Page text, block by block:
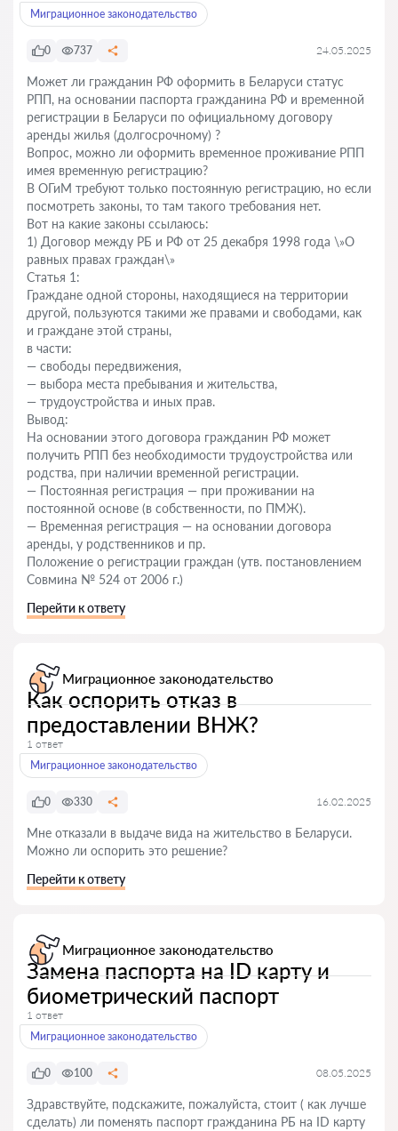
Миграционное законодательство
0 737 24.05.2025
Может ли гражданин РФ оформить в Беларуси статус
РПП, на основании паспорта гражданина РФ и временной
регистрации в Беларуси по официальному договору
аренды жилья (долгосрочному) ?
Вопрос, можно ли оформить временное проживание РПП
имея временную регистрацию?
В ОГиМ требуют только постоянную регистрацию, но если
посмотреть законы, то там такого требования нет.
Вот на какие законы ссылаюсь:
1) Договор между РБ и РФ от 25 декабря 1998 года \»О
равных правах граждан\»
Статья 1:
Граждане одной стороны, находящиеся на территории
другой, пользуются такими же правами и свободами, как
и граждане этой страны,
в части:
— свободы передвижения,
— выбора места пребывания и жительства,
— трудоустройства и иных прав.
Вывод:
На основании этого договора гражданин РФ может
получить РПП без необходимости трудоустройства или
родства, при наличии временной регистрации.
— Постоянная регистрация — при проживании на
постоянной основе (в собственности, по ПМЖ).
— Временная регистрация — на основании договора
аренды, у родственников и пр.
Положение о регистрации граждан (утв. постановлением
Совмина № 524 от 2006 г.)
Перейти к ответу
Миграционное законодательство
Как оспорить отказ в
предоставлении ВНЖ?
1 ответ
Миграционное законодательство
0 330 16.02.2025
Мне отказали в выдаче вида на жительство в Беларуси.
Можно ли оспорить это решение?
Перейти к ответу
Миграционное законодательство
Замена паспорта на ID карту и
биометрический паспорт
1 ответ
Миграционное законодательство
0 100 08.05.2025
Здравствуйте, подскажите, пожалуйста, стоит ( как лучше
сделать) ли поменять паспорт гражданина РБ на ID карту